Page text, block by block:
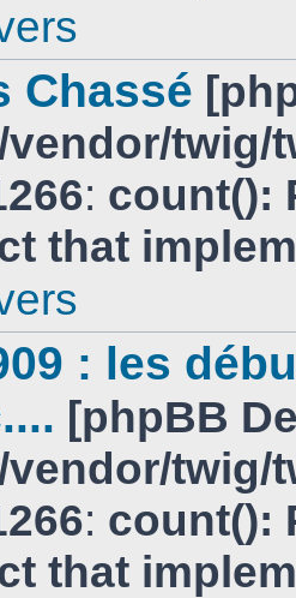
Chassé
vendor/
: count():
that
: les
[phpBB
vendor/
: count():
that